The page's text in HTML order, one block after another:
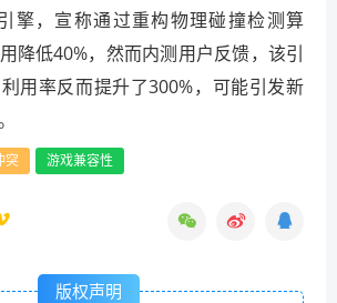
擎，宣称通过重构物理碰撞检测算
降低40%，然而内测用户反馈，该引
用率反而提升了300%，可能引发新
突 游戏兼容性
版权声明